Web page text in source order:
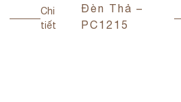
Chi
tiết
Đèn Thả –
PC1215